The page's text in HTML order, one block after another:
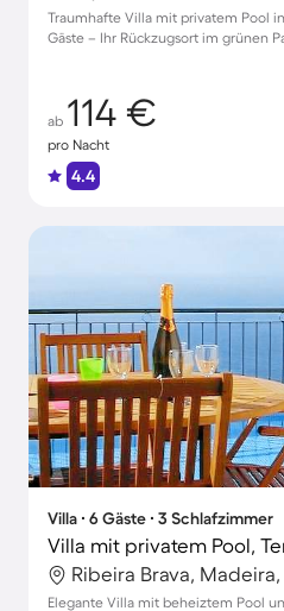
Traumhafte Villa mit privatem Pool
Gäste – Ihr Rückzugsort im grünen
ab 114 €
pro Nacht
4.4
Villa ∙ 6 Gäste ∙ 3 Schlafzimmer
Ribeira Brava,
Elegante Villa mit beheiztem Pool